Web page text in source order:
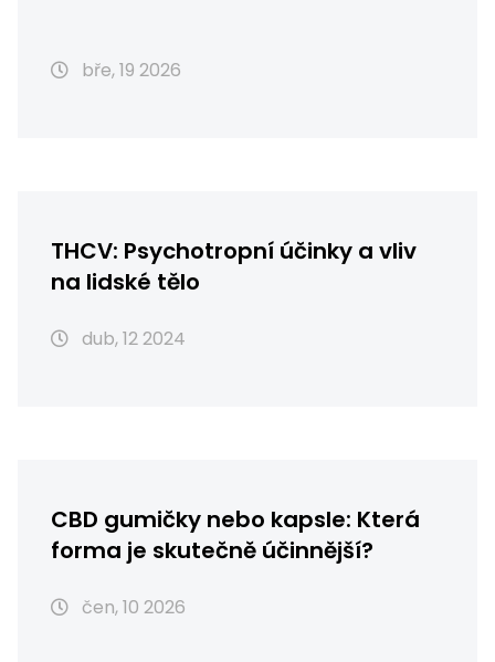
bře, 19 2026
THCV: Psychotropní účinky a vliv
na lidské tělo
dub, 12 2024
CBD gumičky nebo kapsle: Která
forma je skutečně účinnější?
čen, 10 2026